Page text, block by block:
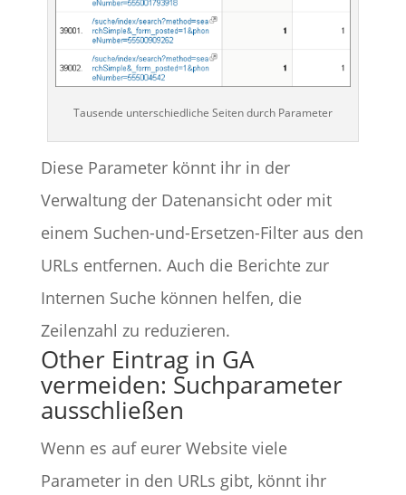
Tausende unterschiedliche Seiten durch Parameter
Diese Parameter könnt ihr in der
Verwaltung der Datenansicht oder mit
einem Suchen-und-Ersetzen-Filter aus den
URLs entfernen. Auch die Berichte zur
Internen Suche können helfen, die
Zeilenzahl zu reduzieren.
Other Eintrag in GA
vermeiden: Suchparameter
ausschließen
Wenn es auf eurer Website viele
Parameter in den URLs gibt, könnt ihr